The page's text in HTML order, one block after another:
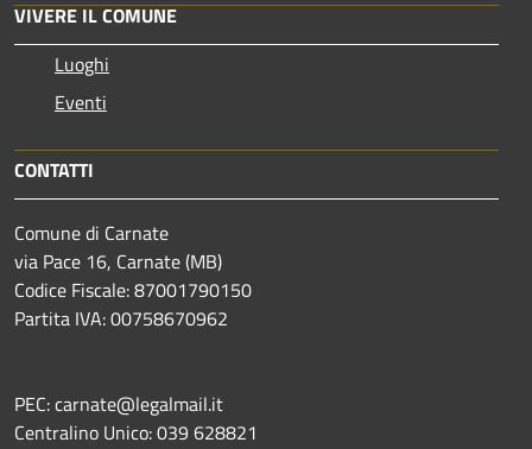
VIVERE IL COMUNE
Luoghi
Eventi
CONTATTI
Comune di Carnate
via Pace 16, Carnate (MB)
Codice Fiscale: 87001790150
Partita IVA: 00758670962
PEC: carnate@legalmail.it
Centralino Unico: 039 628821